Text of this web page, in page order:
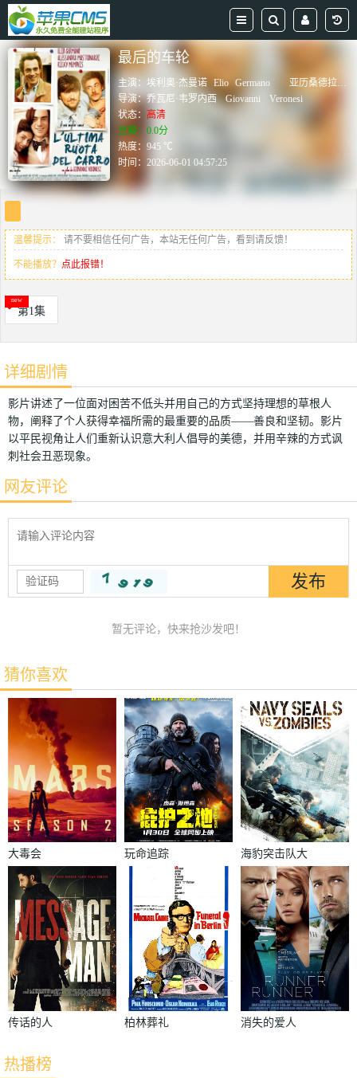
最后的车轮
主演：埃利奥·杰曼诺 Elio Germano
亚历桑德拉·马斯特罗纳迪
导演：乔瓦尼·韦罗内西 Giovanni
Veronesi
状态： 高清
豆瓣：0.0分
热度：945 ℃
时间：2026-06-01 04:57:25
温馨提示： 请不要相信任何广告，本站无任何广告，看到请反馈！
不能播放？ 点此报错！
第1集
详细剧情
影片讲述了一位面对困苦不低头并用自己的方式坚持理想的草根人
物，阐释了个人获得幸福所需的最重要的品质——善良和坚韧。影片
以平民视角让人们重新认识意大利人倡导的美德，并用辛辣的方式讽
刺社会丑恶现象。
网友评论
暂无评论，快来抢沙发吧！
猜你喜欢
大毒会 玩命追踪
海豹突击队大
战僵尸
传话的人 柏林葬礼 消失的爱人
热播榜